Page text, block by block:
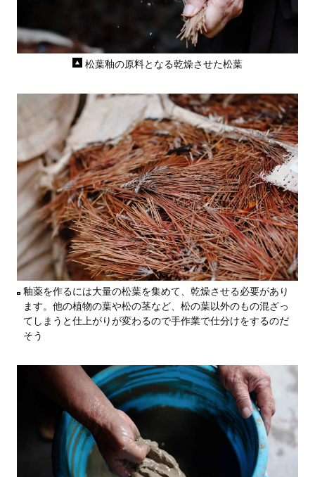
松葉釉の原料となる乾燥させた松葉
釉薬を作るには大量の松葉を集めて、乾燥させる必要があり
ます。他の植物の葉や松の茎など、松の葉以外のもの混ざっ
てしまうと仕上がりが変わるので手作業で仕分けをするのだ
そう